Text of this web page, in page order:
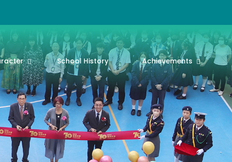
School History Achievements